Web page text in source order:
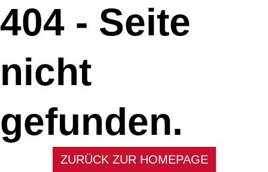
404 - Seite
nicht
gefunden.
ZURÜCK ZUR HOMEPAGE